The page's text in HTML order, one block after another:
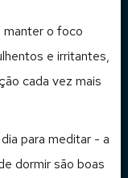
manter o foco
e irritantes,
cada vez mais
para meditar - a
dormir são boas